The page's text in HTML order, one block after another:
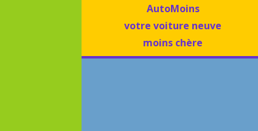
AutoMoins
votre voiture neuve
moins chère